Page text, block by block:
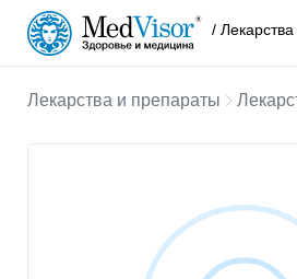
/ Лекарства
Лекарства и препараты